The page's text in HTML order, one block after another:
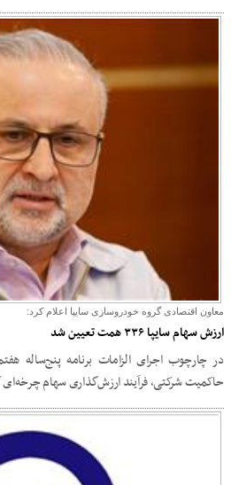
معاون اقتصادی گروه خودروسازی سایپا اعلام کرد:
ارزش سهام سایپا ۳۳۶ همت تعیین شد
حاکمیت شرکتی، فرآیند ارزش‌گذاری سهام چرخه‌ای